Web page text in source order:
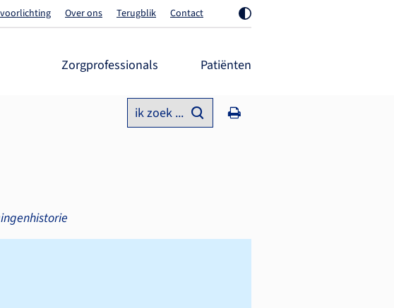
Over ons Terugblik Contact
Zorgprofessionals Patiënten
ik zoek ...